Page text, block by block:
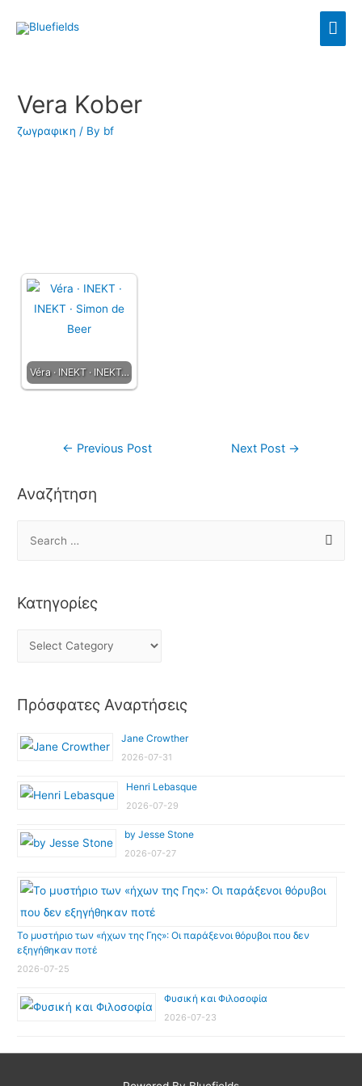
Vera Kober
ζωγραφικη / By bf
Véra · INEKT · INEKT…
← Previous Post Next Post →
Αναζήτηση
Κατηγορίες
Πρόσφατες Αναρτήσεις
Jane Crowther
2026-07-31
Henri Lebasque
2026-07-29
by Jesse Stone
2026-07-27
Το μυστήριο των «ήχων της Γης»: Οι παράξενοι θόρυβοι που δεν
εξηγήθηκαν ποτέ
2026-07-25
Φυσική και Φιλοσοφία
2026-07-23